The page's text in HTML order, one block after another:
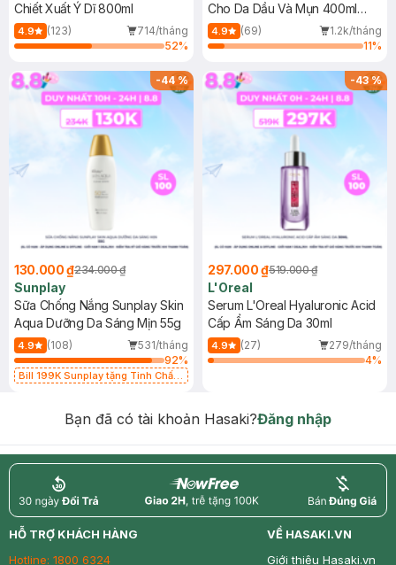
Chiết Xuất Ý Dĩ 800ml
4.9 (123)
714/tháng
52%
Cho Da Dầu Và Mụn 400ml
(Mới)
4.9 (69)
1.2k/tháng
11%
-44%
130.000 ₫234.000 ₫
Sunplay
Sữa Chống Nắng Sunplay Skin
Aqua Dưỡng Da Sáng Mịn 55g
4.9 (108)
531/tháng
92%
Bill 199K Sunplay tặng Tinh Chất
-43%
297.000 ₫519.000 ₫
L'Oreal
Serum L'Oreal Hyaluronic Acid
Cấp Ẩm Sáng Da 30ml
4.9 (27)
279/tháng
4%
Bạn đã có tài khoản Hasaki?Đăng nhập
return nowfree price
HỖ TRỢ KHÁCH HÀNG
Hotline: 1800 6324
VỀ HASAKI.VN
Giới thiệu Hasaki.vn